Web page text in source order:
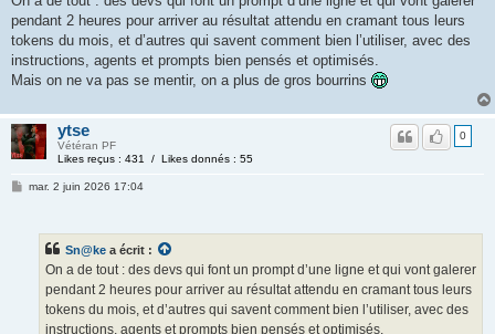
pendant 2 heures pour arriver au résultat attendu en cramant tous leurs
tokens du mois, et d’autres qui savent comment bien l’utiliser, avec des
instructions, agents et prompts bien pensés et optimisés.
Mais on ne va pas se mentir, on a plus de gros bourrins
ytse
Vétéran PF
Likes reçus : 431 / Likes donnés : 55
0
mar. 2 juin 2026 17:04
Sn@ke a écrit :
On a de tout : des devs qui font un prompt d’une ligne et qui vont galerer
pendant 2 heures pour arriver au résultat attendu en cramant tous leurs
tokens du mois, et d’autres qui savent comment bien l’utiliser, avec des
instructions, agents et prompts bien pensés et optimisés.